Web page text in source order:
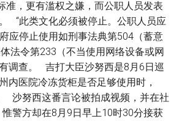
，更有滥权之嫌，而公职人员发表
“此类文化必须被停止。公职人员应
应停止使用如刑事法典第504（蓄意
法令第233（不当使用网络设备或网
调查。 吉打大臣沙努西是8月6日巡
医院冷冻货柜是否足够使用时，
沙努西这番言论被拍成视频，并在社
警方却在8月9日早上10时30分接获